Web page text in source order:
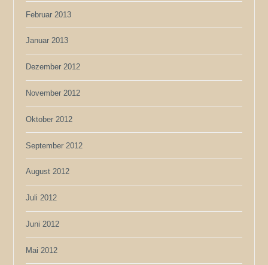
Februar 2013
Januar 2013
Dezember 2012
November 2012
Oktober 2012
September 2012
August 2012
Juli 2012
Juni 2012
Mai 2012